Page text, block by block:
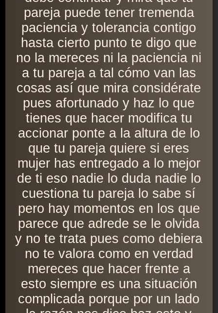
pareja puede tener tremenda
paciencia y tolerancia contigo
hasta cierto punto te digo que
no la mereces ni la paciencia ni
a tu pareja a tal cómo van las
cosas así que mira considérate
pues afortunado y haz lo que
tienes que hacer modifica tu
accionar ponte a la altura de lo
que tu pareja quiere si eres
mujer has entregado a lo mejor
de ti eso nadie lo duda nadie lo
cuestiona tu pareja lo sabe sí
pero hay momentos en los que
parece que adrede se le olvida
y no te trata pues como debiera
no te valora como en verdad
mereces que hacer frente a
esto siempre es una situación
complicada porque por un lado